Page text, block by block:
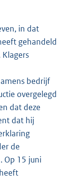
in dat
gehandeld
bedrijf
overgelegd
dat deze
dat hij
de
Op 15 juni